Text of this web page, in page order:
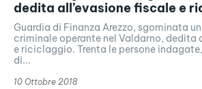
dedita all’evasione fiscale e
Guardia di Finanza Arezzo, sgominata
criminale operante nel Valdarno, dedita
e riciclaggio. Trenta le persone
di...
10 Ottobre 2018